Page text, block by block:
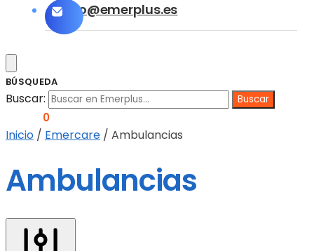
info@emerplus.es
BÚSQUEDA
Buscar:
0
Inicio / Emercare / Ambulancias
Ambulancias